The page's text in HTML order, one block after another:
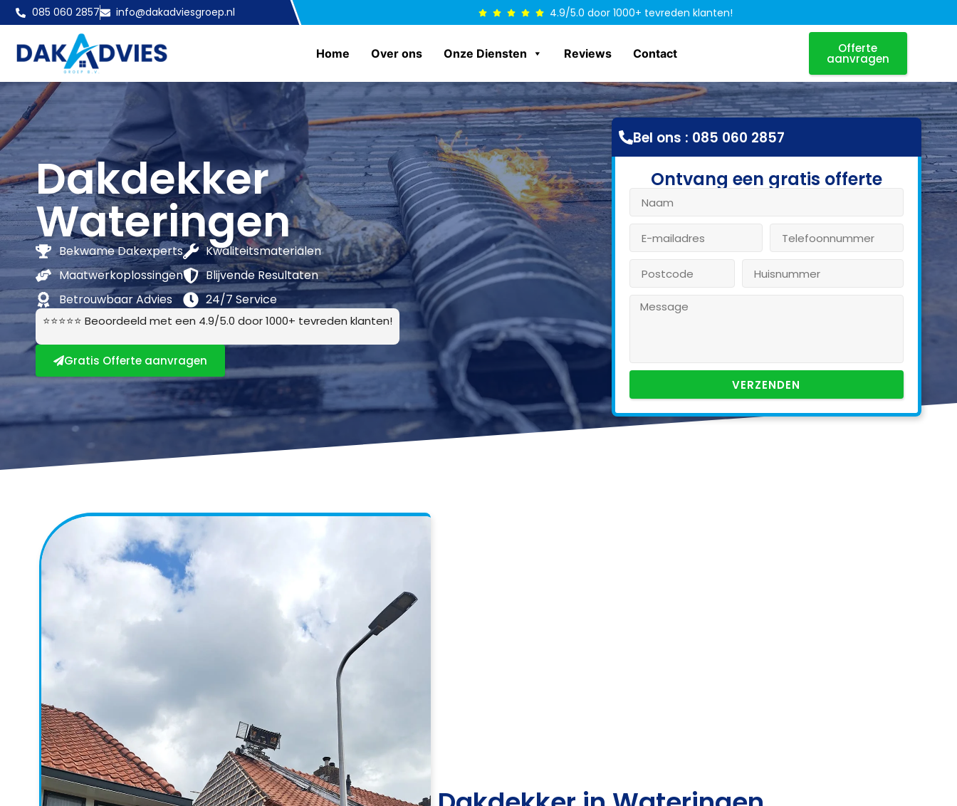
085 060 2857 info@dakadviesgroep.nl 4.9/5.0 door 1000+ tevreden klanten!
Home Over ons Onze Diensten Reviews Contact Offerte
aanvragen
Dakdekker
Wateringen
Bekwame Dakexperts
Maatwerkoplossingen
Betrouwbaar Advies
Kwaliteitsmaterialen
Blijvende Resultaten
24/7 Service
⭐⭐⭐⭐⭐ Beoordeeld met een 4.9/5.0 door 1000+ tevreden klanten!
Gratis Offerte aanvragen
Bel ons : 085 060 2857
Ontvang een gratis offerte
VERZENDEN